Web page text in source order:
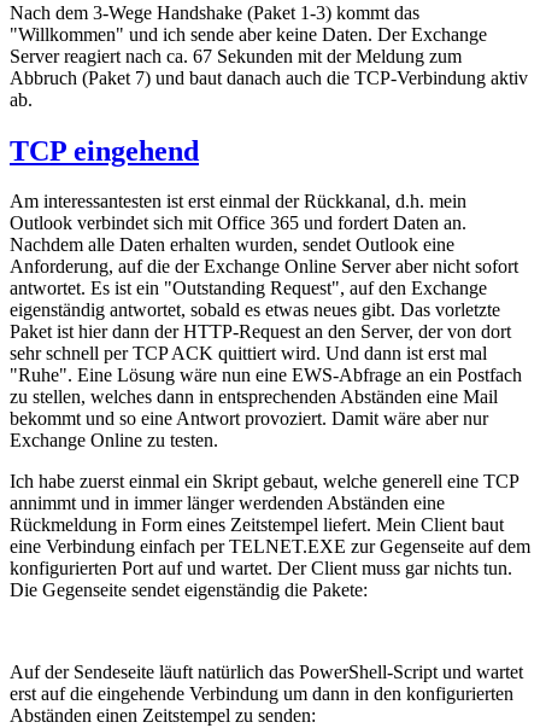
Nach dem 3-Wege Handshake (Paket 1-3) kommt das
"Willkommen" und ich sende aber keine Daten. Der Exchange
Server reagiert nach ca. 67 Sekunden mit der Meldung zum
Abbruch (Paket 7) und baut danach auch die TCP-Verbindung aktiv
ab.
TCP eingehend
Am interessantesten ist erst einmal der Rückkanal, d.h. mein
Outlook verbindet sich mit Office 365 und fordert Daten an.
Nachdem alle Daten erhalten wurden, sendet Outlook eine
Anforderung, auf die der Exchange Online Server aber nicht sofort
antwortet. Es ist ein "Outstanding Request", auf den Exchange
eigenständig antwortet, sobald es etwas neues gibt. Das vorletzte
Paket ist hier dann der HTTP-Request an den Server, der von dort
sehr schnell per TCP ACK quittiert wird. Und dann ist erst mal
"Ruhe". Eine Lösung wäre nun eine EWS-Abfrage an ein Postfach
zu stellen, welches dann in entsprechenden Abständen eine Mail
bekommt und so eine Antwort provoziert. Damit wäre aber nur
Exchange Online zu testen.
Ich habe zuerst einmal ein Skript gebaut, welche generell eine TCP
annimmt und in immer länger werdenden Abständen eine
Rückmeldung in Form eines Zeitstempel liefert. Mein Client baut
eine Verbindung einfach per TELNET.EXE zur Gegenseite auf dem
konfigurierten Port auf und wartet. Der Client muss gar nichts tun.
Die Gegenseite sendet eigenständig die Pakete:
Auf der Sendeseite läuft natürlich das PowerShell-Script und wartet
erst auf die eingehende Verbindung um dann in den konfigurierten
Abständen einen Zeitstempel zu senden: